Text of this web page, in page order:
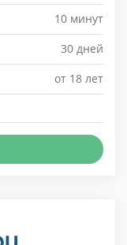
10 минут
30 дней
от 18 лет